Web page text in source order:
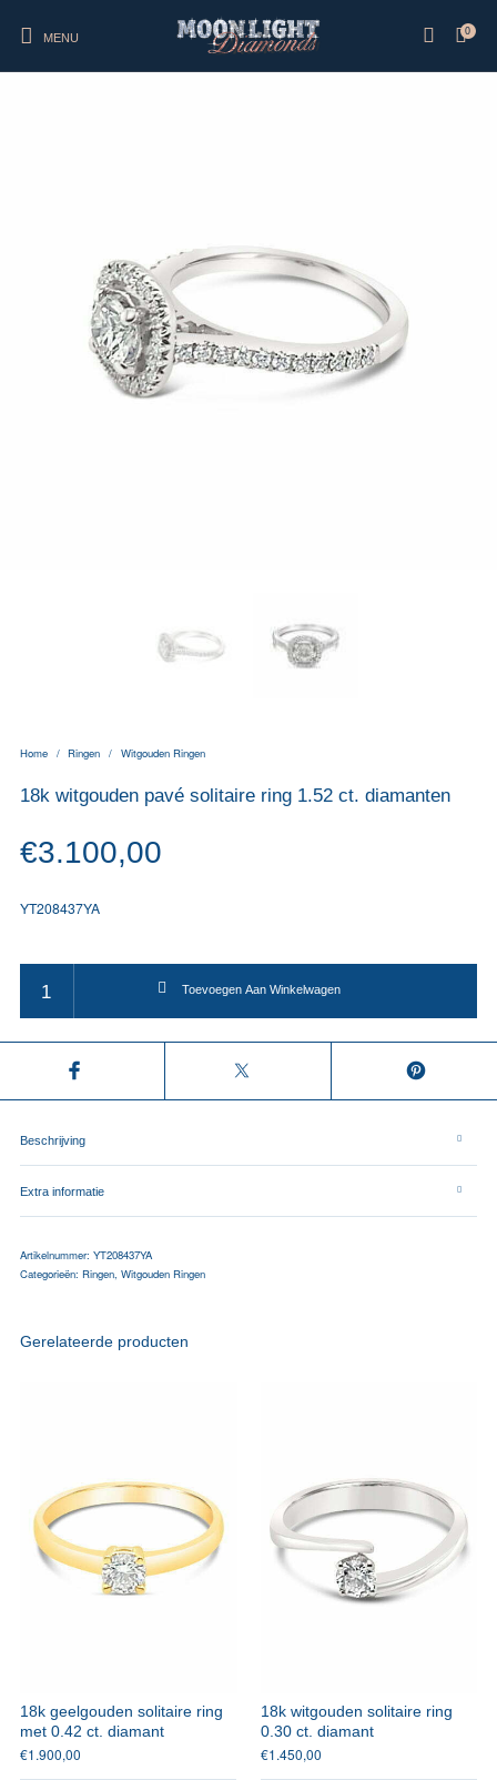
MENU 0
Home / Ringen / Witgouden Ringen
18k witgouden pavé solitaire ring 1.52 ct. diamanten
€3.100,00
YT208437YA
Toevoegen Aan Winkelwagen
Beschrijving
Extra informatie
Artikelnummer: YT208437YA
Categorieën: Ringen, Witgouden Ringen
Gerelateerde producten
18k geelgouden solitaire ring
met 0.42 ct. diamant
€1.900,00
18k witgouden solitaire ring
0.30 ct. diamant
€1.450,00